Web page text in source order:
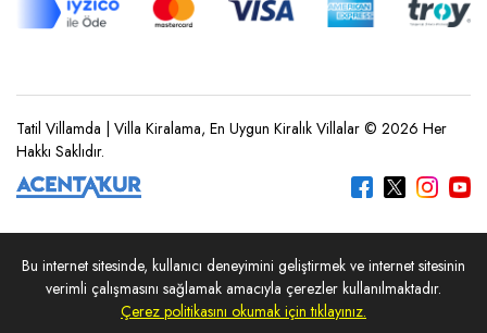
Tatil Villamda | Villa Kiralama, En Uygun Kiralık Villalar © 2026 Her
Hakkı Saklıdır.
REZERVASYON YAP
Bu internet sitesinde, kullanıcı deneyimini geliştirmek ve internet sitesinin
verimli çalışmasını sağlamak amacıyla çerezler kullanılmaktadır.
Çerez politikasını okumak için tıklayınız.